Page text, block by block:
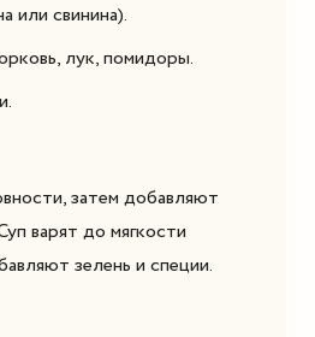
или свинина).
лук, помидоры.
затем добавляют
варят до мягкости
зелень и специи.